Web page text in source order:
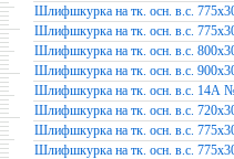
Шлифшкурка на тк. осн. в.с.
Шлифшкурка на тк. осн. в.с.
Шлифшкурка на тк. осн. в.с.
Шлифшкурка на тк. осн. в.с.
Шлифшкурка на тк. осн. в.с. 14А
Шлифшкурка на тк. осн. в.с.
Шлифшкурка на тк. осн. в.с.
Шлифшкурка на тк. осн. в.с.